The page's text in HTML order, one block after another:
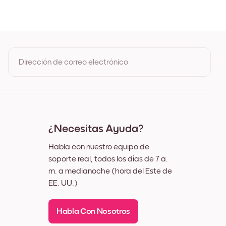
Dirección de correo electrónico
¿Necesitas Ayuda?
Habla con nuestro equipo de
soporte real, todos los días de 7 a.
m. a medianoche (hora del Este de
EE. UU.)
Habla Con Nosotros